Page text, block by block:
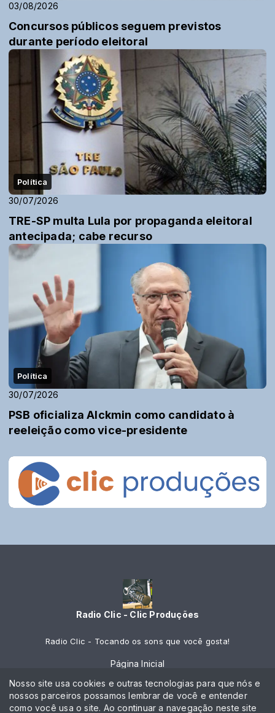
03/08/2026
Concursos públicos seguem previstos
durante período eleitoral
Política
30/07/2026
TRE-SP multa Lula por propaganda eleitoral
antecipada; cabe recurso
Política
30/07/2026
PSB oficializa Alckmin como candidato à
reeleição como vice-presidente
Radio Clic - Clic Produções
Radio Clic - Tocando os sons que você gosta!
Página Inicial
Vídeos
Notícias
Nosso site usa cookies e outras tecnologias para que nós e
nossos parceiros possamos lembrar de você e entender
como você usa o site. Ao continuar a navegação neste site